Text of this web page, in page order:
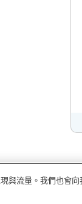
與流量。我們也會